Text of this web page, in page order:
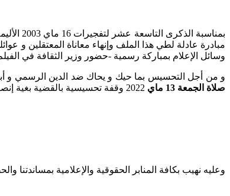
مبادرة عادلة لطي هذا الملف وإنهاء معاناة المعتقلين و
وسائل الإعلام بمباركة رسمية -حضور وزير الثقافة في
و من أجل التحسيس بما حيك و يحاك ضد الدين الرسمي و أبناء
صلاة الجمعة 13 ماي
وعليه نهيب بكافة المنابر الحقوقية والإعلامية